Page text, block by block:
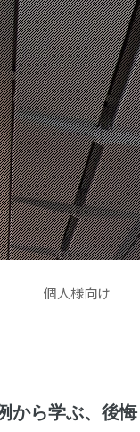
個人様向け
から学ぶ、後